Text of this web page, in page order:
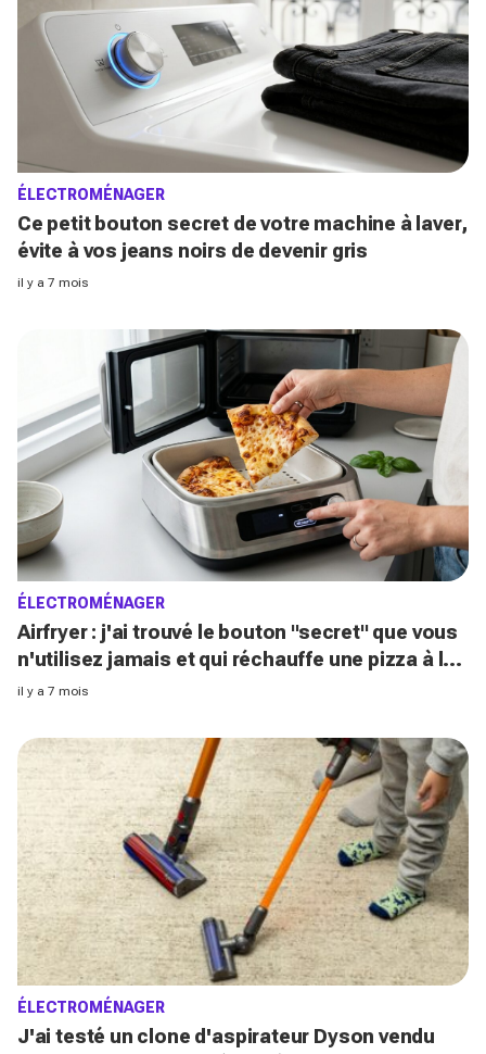
ÉLECTROMÉNAGER
Ce petit bouton secret de votre machine à laver,
évite à vos jeans noirs de devenir gris
il y a 7 mois
ÉLECTROMÉNAGER
Airfryer : j'ai trouvé le bouton "secret" que vous
n'utilisez jamais et qui réchauffe une pizza à la
perfection
il y a 7 mois
ÉLECTROMÉNAGER
J'ai testé un clone d'aspirateur Dyson vendu